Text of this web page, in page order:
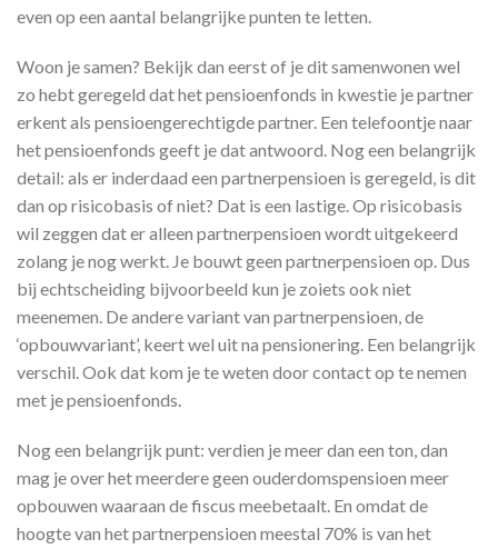
even op een aantal belangrijke punten te letten.
Woon je samen? Bekijk dan eerst of je dit samenwonen wel
zo hebt geregeld dat het pensioenfonds in kwestie je partner
erkent als pensioengerechtigde partner. Een telefoontje naar
het pensioenfonds geeft je dat antwoord. Nog een belangrijk
detail: als er inderdaad een partnerpensioen is geregeld, is dit
dan op risicobasis of niet? Dat is een lastige. Op risicobasis
wil zeggen dat er alleen partnerpensioen wordt uitgekeerd
zolang je nog werkt. Je bouwt geen partnerpensioen op. Dus
bij echtscheiding bijvoorbeeld kun je zoiets ook niet
meenemen. De andere variant van partnerpensioen, de
‘opbouwvariant’, keert wel uit na pensionering. Een belangrijk
verschil. Ook dat kom je te weten door contact op te nemen
met je pensioenfonds.
Nog een belangrijk punt: verdien je meer dan een ton, dan
mag je over het meerdere geen ouderdomspensioen meer
opbouwen waaraan de fiscus meebetaalt. En omdat de
hoogte van het partnerpensioen meestal 70% is van het